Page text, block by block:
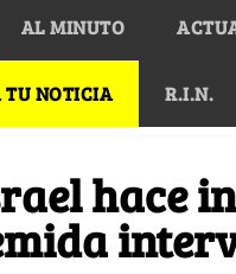
AL MINUTO
TU NOTICIA R.I.N.
hace